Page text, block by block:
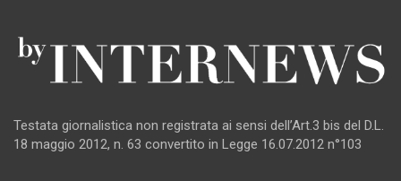
Testata giornalistica non registrata ai sensi dell’Art.3 bis del D.L.
18 maggio 2012, n. 63 convertito in Legge 16.07.2012 n°103